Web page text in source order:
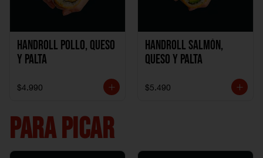
Handroll Pollo, Queso
y Palta
$4.990
Handroll Salmón,
Queso y Palta
$5.490
PARA PICAR